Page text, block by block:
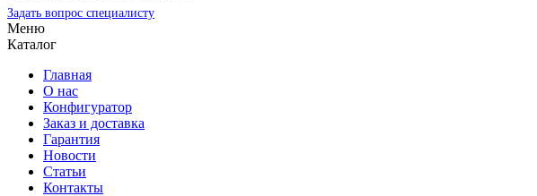
Задать вопрос специалисту
Меню
Каталог
Главная
О нас
Конфигуратор
Заказ и доставка
Гарантия
Новости
Статьи
Контакты